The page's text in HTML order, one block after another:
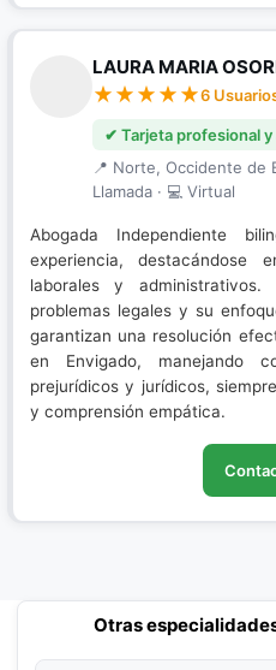
LAURA MARIA
6
✔ Tarjeta profesional
📍 Norte, Occidente de
Llamada · 💻 Virtual
Abogada Independiente
experiencia, destacándose
laborales y
problemas legales y su
garantizan una resolución
en Envigado, manejando
prejurídicos y jurídicos,
y comprensión empática.
Otras